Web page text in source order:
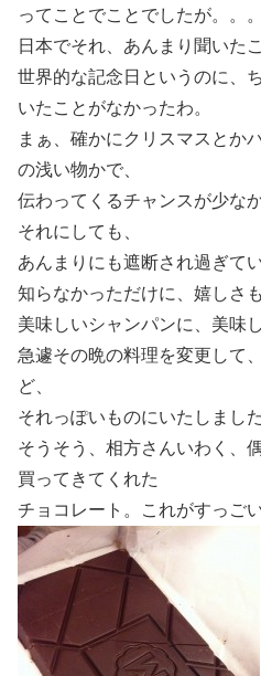
ってことでことでしたが。。。
日本でそれ、あんまり聞いた
世界的な記念日というのに、
いたことがなかったわ。
まぁ、確かにクリスマスとか
の浅い物かで、
伝わってくるチャンスが少な
それにしても、
あんまりにも遮断され過ぎて
知らなかっただけに、嬉しさ
美味しいシャンパンに、美味
急遽その晩の料理を変更して
ど、
それっぽいものにいたしまし
そうそう、相方さんいわく、
買ってきてくれた
チョコレート。これがすっご